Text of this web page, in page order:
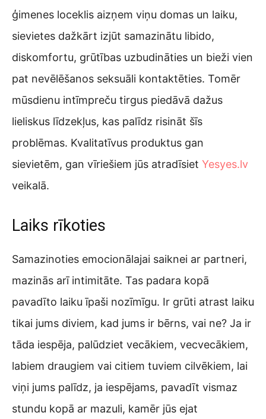
ģimenes loceklis aizņem viņu domas un laiku,
sievietes dažkārt izjūt samazinātu libido,
diskomfortu, grūtības uzbudināties un bieži vien
pat nevēlēšanos seksuāli kontaktēties. Tomēr
mūsdienu intīmpreču tirgus piedāvā dažus
lieliskus līdzekļus, kas palīdz risināt šīs
problēmas. Kvalitatīvus produktus gan
sievietēm, gan vīriešiem jūs atradīsiet Yesyes.lv
veikalā.
Laiks rīkoties
Samazinoties emocionālajai saiknei ar partneri,
mazinās arī intimitāte. Tas padara kopā
pavadīto laiku īpaši nozīmīgu. Ir grūti atrast laiku
tikai jums diviem, kad jums ir bērns, vai ne? Ja ir
tāda iespēja, palūdziet vecākiem, vecvecākiem,
labiem draugiem vai citiem tuviem cilvēkiem, lai
viņi jums palīdz, ja iespējams, pavadīt vismaz
stundu kopā ar mazuli, kamēr jūs ejat